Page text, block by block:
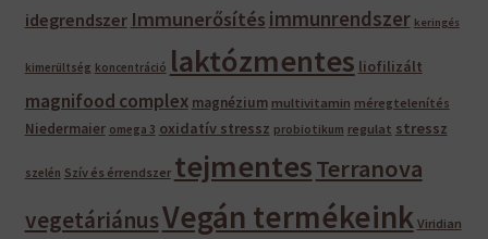
idegrendszer Immunerősítés immunrendszer keringés
kimerültség koncentráció laktózmentes liofilizált
magnifood complex magnézium multivitamin méregtelenítés
Niedermaier omega 3 oxidatív stressz probiotikum regulat stressz
szelén Szív és érrendszer tejmentesTerranova
vegetáriánusVegán termékeink Viridian